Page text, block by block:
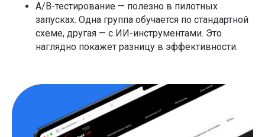
A/B-тестирование — полезно в пилотных
запусках. Одна группа обучается по стандартной
схеме, другая — с ИИ-инструментами. Это
наглядно покажет разницу в эффективности.